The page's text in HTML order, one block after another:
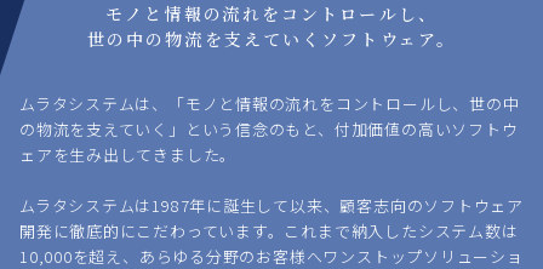
モノと情報の流れをコントロールし、
世の中の物流を支えていくソフトウェア。
ムラタシステムは、「モノと情報の流れをコントロールし、世の中
の物流を支えていく」という信念のもと、付加価値の高いソフトウ
ェアを生み出してきました。
ムラタシステムは1987年に誕生して以来、顧客志向のソフトウェア
開発に徹底的にこだわっています。これまで納入したシステム数は
10,000を超え、あらゆる分野のお客様へワンストップソリューショ